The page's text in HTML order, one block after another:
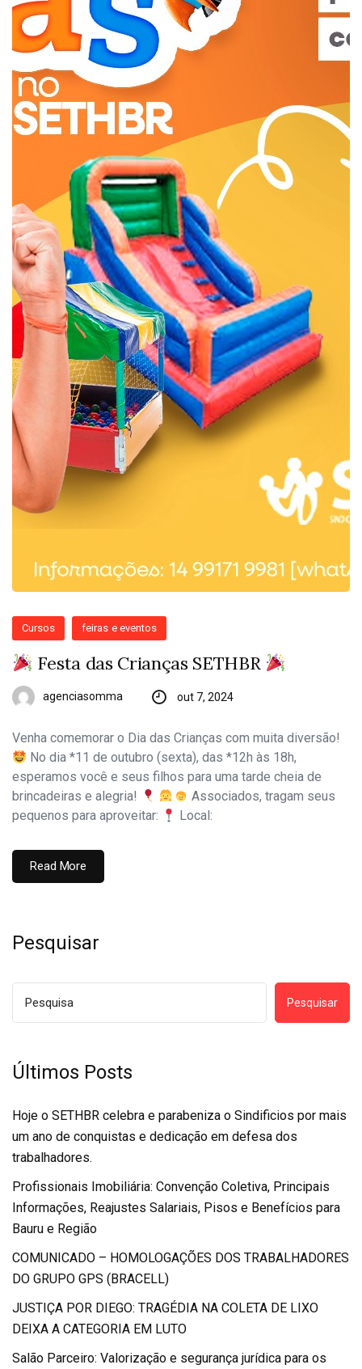
Cursos feiras e eventos
Festa das Crianças SETHBR
agenciasomma out 7, 2024
Venha comemorar o Dia das Crianças com muita diversão!
No dia *11 de outubro (sexta), das *12h às 18h,
esperamos você e seus filhos para uma tarde cheia de
brincadeiras e alegria!
Associados, tragam seus
pequenos para aproveitar:
Local:
Read More
Pesquisar
Pesquisar
Últimos Posts
Hoje o SETHBR celebra e parabeniza o Sindificios por mais
um ano de conquistas e dedicação em defesa dos
trabalhadores.
Profissionais Imobiliária: Convenção Coletiva, Principais
Informações, Reajustes Salariais, Pisos e Benefícios para
Bauru e Região
COMUNICADO – HOMOLOGAÇÕES DOS TRABALHADORES
DO GRUPO GPS (BRACELL)
JUSTIÇA POR DIEGO: TRAGÉDIA NA COLETA DE LIXO
DEIXA A CATEGORIA EM LUTO
Salão Parceiro: Valorização e segurança jurídica para os